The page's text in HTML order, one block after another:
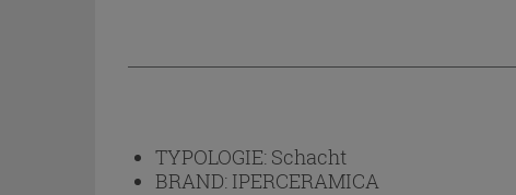
TYPOLOGIE: Schacht
BRAND: IPERCERAMICA